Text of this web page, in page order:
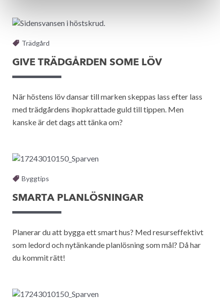
Trädgård
GIVE TRÄDGÅRDEN SOME LÖV
När höstens löv dansar till marken skeppas lass efter lass
med trädgårdens ihopkrattade guld till tippen. Men
kanske är det dags att tänka om?
Byggtips
SMARTA PLANLÖSNINGAR
Planerar du att bygga ett smart hus? Med resurseffektivt
som ledord och nytänkande planlösning som mål? Då har
du kommit rätt!